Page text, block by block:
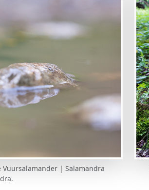
Vuursalamander | Salamandra